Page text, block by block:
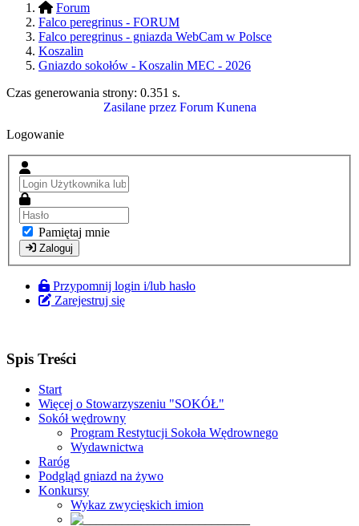
Forum
Falco peregrinus - FORUM
Falco peregrinus - gniazda WebCam w Polsce
Koszalin
Gniazdo sokołów - Koszalin MEC - 2026
Czas generowania strony: 0.351 s.
Zasilane przez Forum Kunena
Logowanie
Pamiętaj mnie
Zaloguj
Przypomnij login i/lub hasło
Zarejestruj się
Spis Treści
Start
Więcej o Stowarzyszeniu "SOKÓŁ"
Sokół wędrowny
Program Restytucji Sokoła Wędrownego
Wydawnictwa
Raróg
Podgląd gniazd na żywo
Konkursy
Wykaz zwycięskich imion